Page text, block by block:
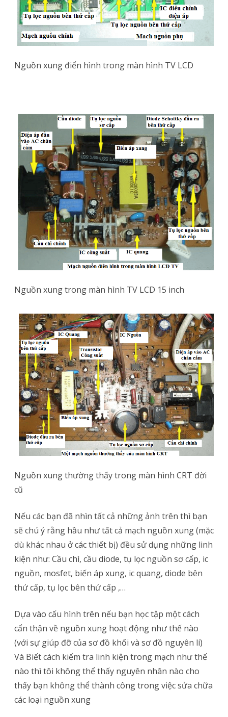
Nguồn xung điển hình trong màn hình TV LCD
Nguồn xung trong màn hình TV LCD 15 inch
Nguồn xung thường thấy trong màn hình CRT đời
cũ
Nếu các bạn đã nhìn tất cả những ảnh trên thì bạn
sẽ chú ý rằng hầu như tất cả mạch nguồn xung (mặc
dù khác nhau ở các thiết bị) đều sử dụng những linh
kiện như: Cầu chì, cầu diode, tụ lọc nguồn sơ cấp, ic
nguồn, mosfet, biến áp xung, ic quang, diode bên
thứ cấp, tụ lọc bên thứ cấp ,…
Dựa vào cấu hình trên nếu bạn học tập một cách
cẩn thận về nguồn xung hoạt động như thế nào
(với sự giúp đỡ của sơ đồ khối và sơ đồ nguyên lí)
Và Biết cách kiểm tra linh kiện trong mạch như thế
nào thì tôi không thể thấy nguyên nhân nào cho
thấy bạn không thể thành công trong việc sửa chữa
các loại nguồn xung